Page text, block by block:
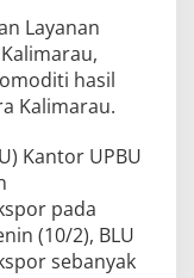
Layanan
hasil
Kalimarau.
Kantor UPBU
pada
(10/2), BLU
sebanyak